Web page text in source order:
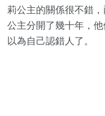
莉公主的關係很不錯
公主分開了幾十年，
以為自己認錯人了。